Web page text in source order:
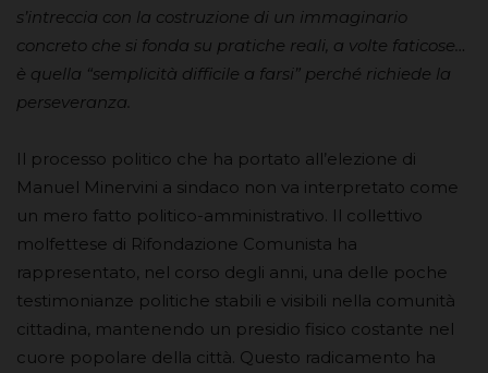
s’intreccia con la costruzione di un immaginario
concreto che si fonda su pratiche reali, a volte faticose…
è quella “semplicità difficile a farsi” perché richiede la
perseveranza.
Il processo politico che ha portato all’elezione di
Manuel Minervini a sindaco non va interpretato come
un mero fatto politico-amministrativo. Il collettivo
molfettese di Rifondazione Comunista ha
rappresentato, nel corso degli anni, una delle poche
testimonianze politiche stabili e visibili nella comunità
cittadina, mantenendo un presidio fisico costante nel
cuore popolare della città. Questo radicamento ha